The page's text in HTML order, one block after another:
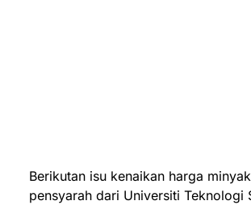
Berikutan isu kenaikan harga
pensyarah dari Universiti Teknologi